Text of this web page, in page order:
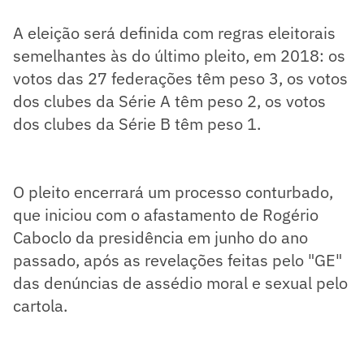
A eleição será definida com regras eleitorais
semelhantes às do último pleito, em 2018: os
votos das 27 federações têm peso 3, os votos
dos clubes da Série A têm peso 2, os votos
dos clubes da Série B têm peso 1.
O pleito encerrará um processo conturbado,
que iniciou com o afastamento de Rogério
Caboclo da presidência em junho do ano
passado, após as revelações feitas pelo "GE"
das denúncias de assédio moral e sexual pelo
cartola.